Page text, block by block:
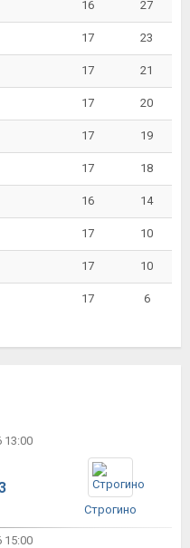
16 27
17 23
17 21
17 20
17 19
17 18
16 14
17 10
17 10
17 6
13:00
Строгино
15:00